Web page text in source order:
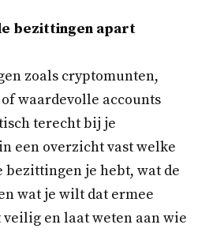
bezittingen apart
zoals cryptomunten,
waardevolle accounts
terecht bij je
een overzicht vast welke
bezittingen je hebt, wat de
wat je wilt dat ermee
en laat weten aan wie